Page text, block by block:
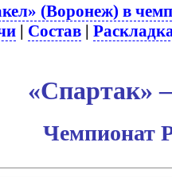
(Воронеж) в
| Состав |
«Спартак»
Чемпионат